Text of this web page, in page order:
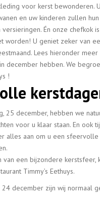
voor kerst bewonderen.
en uw kinderen zullen
Én onze chefkok
worden! U geniet zeker van
Lees hieronder
december hebben. We
!
25 december, hebben we
voor u klaar staan. En ook
alles aan om u een
van een bijzondere kerstsfeer,
Timmy’s Eethuys.
24 december zijn wij normaal